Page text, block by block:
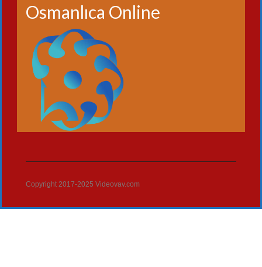
Osmanlıca Online
Copyright 2017-2025 Videovav.com